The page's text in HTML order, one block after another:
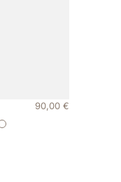
90,00 €